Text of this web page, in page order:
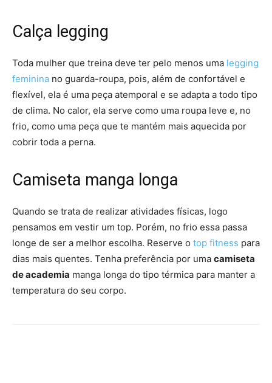
Calça legging
Toda mulher que treina deve ter pelo menos uma legging
feminina no guarda-roupa, pois, além de confortável e
flexível, ela é uma peça atemporal e se adapta a todo tipo
de clima. No calor, ela serve como uma roupa leve e, no
frio, como uma peça que te mantém mais aquecida por
cobrir toda a perna.
Camiseta manga longa
Quando se trata de realizar atividades físicas, logo
pensamos em vestir um top. Porém, no frio essa passa
longe de ser a melhor escolha. Reserve o top fitness para
dias mais quentes. Tenha preferência por uma camiseta
de academia manga longa do tipo térmica para manter a
temperatura do seu corpo.